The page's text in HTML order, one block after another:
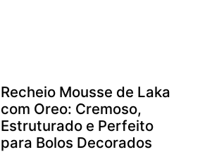
Recheio Mousse de Laka
com Oreo: Cremoso,
Estruturado e Perfeito
para Bolos Decorados